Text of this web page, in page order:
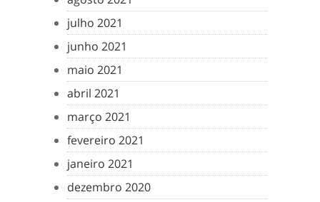
julho 2021
junho 2021
maio 2021
abril 2021
março 2021
fevereiro 2021
janeiro 2021
dezembro 2020